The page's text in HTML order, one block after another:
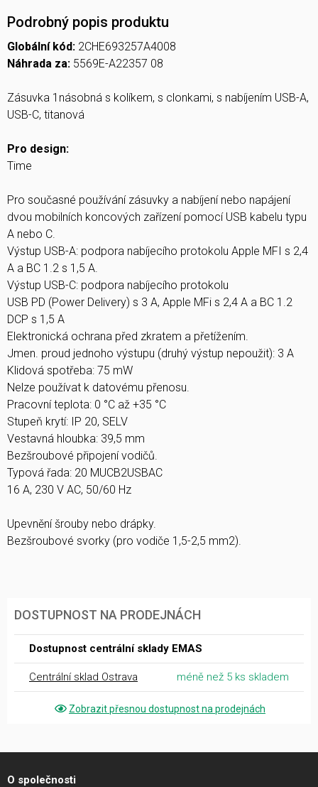
Podrobný popis produktu
Globální kód: 2CHE693257A4008
Náhrada za: 5569E-A22357 08
Zásuvka 1násobná s kolíkem, s clonkami, s nabíjením USB-A,
USB-C, titanová
Pro design:
Time
Pro současné používání zásuvky a nabíjení nebo napájení
dvou mobilních koncových zařízení pomocí USB kabelu typu
A nebo C.
Výstup USB-A: podpora nabíjecího protokolu Apple MFI s 2,4
A a BC 1.2 s 1,5 A.
Výstup USB-C: podpora nabíjecího protokolu
USB PD (Power Delivery) s 3 A, Apple MFi s 2,4 A a BC 1.2
DCP s 1,5 A
Elektronická ochrana před zkratem a přetížením.
Jmen. proud jednoho výstupu (druhý výstup nepoužit): 3 A
Klidová spotřeba: 75 mW
Nelze používat k datovému přenosu.
Pracovní teplota: 0 °C až +35 °C
Stupeň krytí: IP 20, SELV
Vestavná hloubka: 39,5 mm
Bezšroubové připojení vodičů.
Typová řada: 20 MUCB2USBAC
16 A, 230 V AC, 50/60 Hz
Upevnění šrouby nebo drápky.
Bezšroubové svorky (pro vodiče 1,5-2,5 mm2).
DOSTUPNOST NA PRODEJNÁCH
Dostupnost centrální sklady EMAS
Centrální sklad Ostrava méně než 5 ks skladem
Zobrazit přesnou dostupnost na prodejnách
O společnosti